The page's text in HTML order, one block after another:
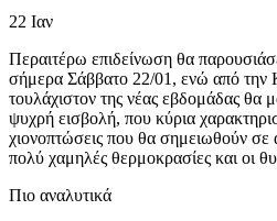
22 Ιαν
Περαιτέρω επιδείνωση θα
σήμερα Σάββατο 22/01, ενώ από την
τουλάχιστον της νέας εβδομάδας θα
ψυχρή εισβολή, που κύρια
χιονοπτώσεις που θα σημειωθούν
πολύ χαμηλές θερμοκρασίες και οι
Πιο αναλυτικά